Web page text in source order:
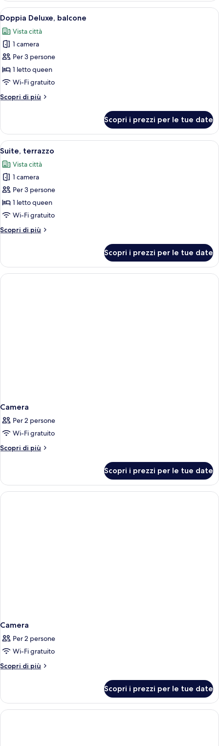
Apri
tutte
le
foto
per
Doppia
Deluxe,
Una camera d'albergo con un letto,
7
Doppia Deluxe, balcone
Vista città
1 camera
Per 3 persone
1 letto queen
Wi-Fi gratuito
Scopri di più
Altri
Deluxe,
balcone
Scopri i prezzi per le tue date
Apri
tutte
le
foto
per
Suite,
terrazzo
Una camera d'albergo moderna con
6
Suite, terrazzo
Vista città
1 camera
Per 3 persone
1 letto queen
Wi-Fi gratuito
Scopri di più
Altri
terrazzo
Scopri i prezzi per le tue date
Camera
Per 2 persone
Wi-Fi gratuito
Scopri di più
Altri
Scopri i prezzi per le tue date
Camera
Per 2 persone
Wi-Fi gratuito
Scopri di più
Altri
Scopri i prezzi per le tue date